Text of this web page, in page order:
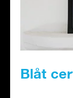
Blåt